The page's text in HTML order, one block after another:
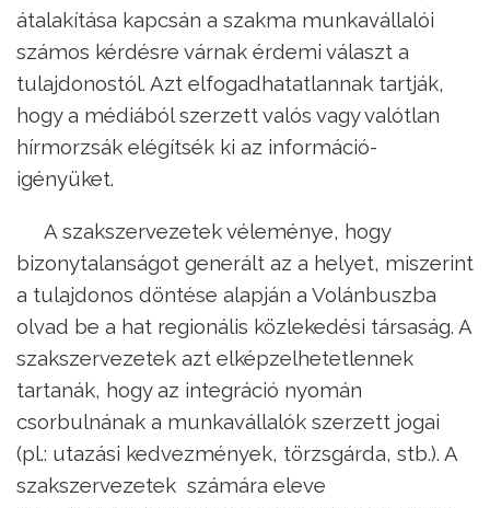
átalakítása kapcsán a szakma munkavállalói
számos kérdésre várnak érdemi választ a
tulajdonostól. Azt elfogadhatatlannak tartják,
hogy a médiából szerzett valós vagy valótlan
hírmorzsák elégítsék ki az információ-
igényüket.
A szakszervezetek véleménye, hogy
bizonytalanságot generált az a helyet, miszerint
a tulajdonos döntése alapján a Volánbuszba
olvad be a hat regionális közlekedési társaság. A
szakszervezetek azt elképzelhetetlennek
tartanák, hogy az integráció nyomán
csorbulnának a munkavállalók szerzett jogai
(pl.: utazási kedvezmények, törzsgárda, stb.). A
szakszervezetek számára eleve